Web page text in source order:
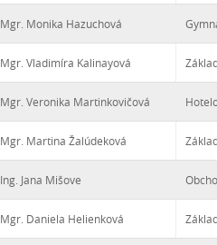
Mgr. Monika Hazuchová
Mgr. Vladimíra Kalinayová
Mgr. Veronika Martinkovičová
Mgr. Martina Žalúdeková
Ing. Jana Mišove
Mgr. Daniela Helienková